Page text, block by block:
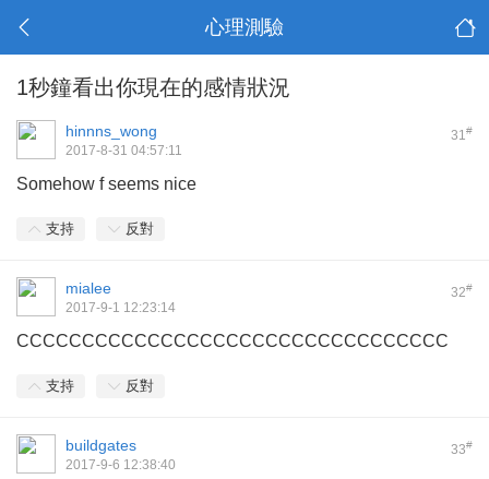
心理測驗
1秒鐘看出你現在的感情狀況
31#
hinnns_wong
2017-8-31 04:57:11
Somehow f seems nice
支持 反對
32#
mialee
2017-9-1 12:23:14
CCCCCCCCCCCCCCCCCCCCCCCCCCCCCCCCC
支持 反對
33#
buildgates
2017-9-6 12:38:40